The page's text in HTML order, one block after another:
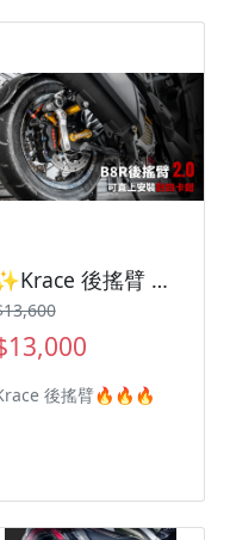
✨Krace 後搖臂 七代Yamaha 山葉機車✨
後搖臂🔥🔥🔥